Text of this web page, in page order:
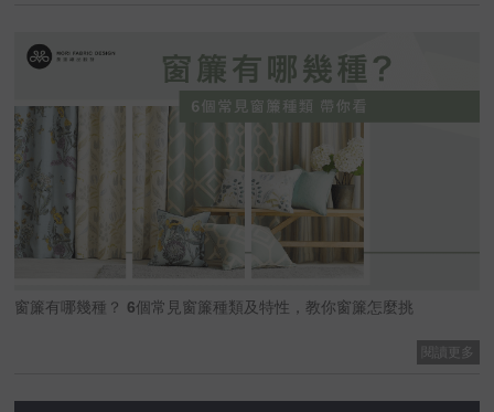
窗簾有哪幾種？ 6個常見窗簾種類及特性，教你窗簾怎麼挑
閱讀更多